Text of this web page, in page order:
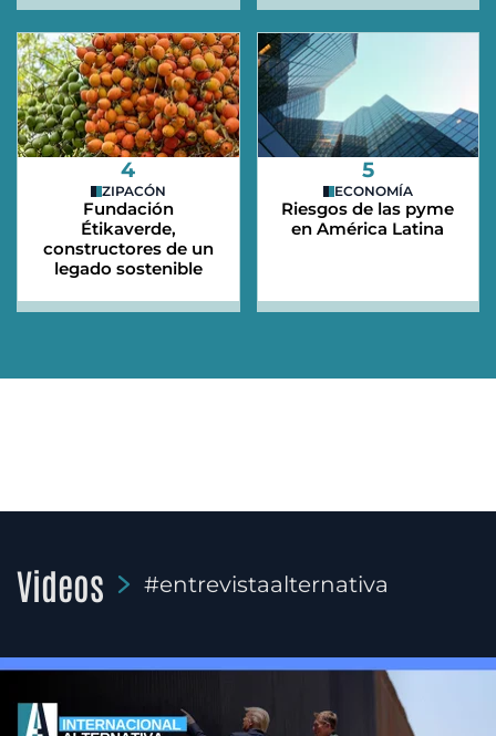
4
ZIPACÓN
Fundación
Étikaverde,
constructores de un
legado sostenible
5
ECONOMÍA
Riesgos de las pyme
en América Latina
Videos #entrevistaalternativa